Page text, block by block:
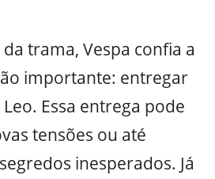
trama, Vespa confia a
importante: entregar
Essa entrega pode
tensões ou até
inesperados. Já